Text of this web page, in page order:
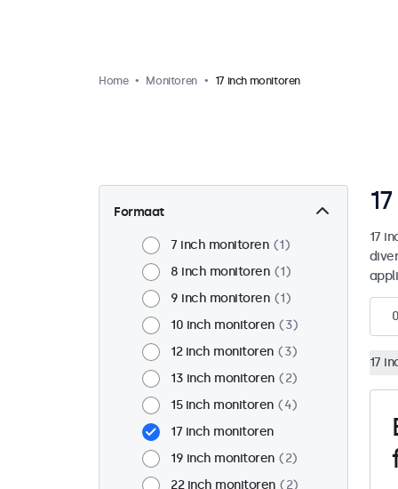
Home Monitoren 17 inch monitoren
Formaat
7 inch monitoren
1
8 inch monitoren
1
9 inch monitoren
1
10 inch monitoren
3
12 inch monitoren
3
13 inch monitoren
2
15 inch monitoren
4
17 inch monitoren
19 inch monitoren
2
22 inch monitoren
2
17
0
17